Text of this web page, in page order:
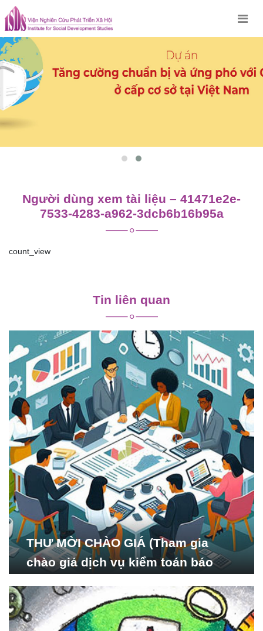
Skip
to
content
Người dùng xem tài liệu – 41471e2e-
7533-4283-a962-3dcb6b16b95a
count_view
viết
Tin liên quan
THƯ MỜI CHÀO GIÁ (Tham gia
chào giá dịch vụ kiểm toán báo
Nghiên cứu Phát triển Xã
hội_ISDS)